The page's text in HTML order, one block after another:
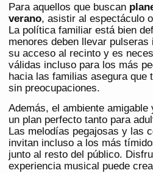
Para aquellos que buscan
verano, asistir al espectáculo
La política familiar está bien
menores deben llevar
su acceso al recinto y es
válidas incluso para los más
hacia las familias asegura que
sin preocupaciones.
Además, el ambiente
un plan perfecto tanto para
Las melodías pegajosas y las
invitan incluso a los más
junto al resto del público.
experiencia musical puede